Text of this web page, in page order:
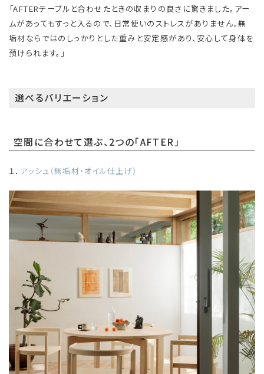
「AFTERテーブルと合わせたときの収まりの良さに驚きました。アー
ムがあってもすっと入るので、日常使いのストレスがありません。無
垢材ならではのしっかりとした重みと安定感があり、安心して身体を
預けられます。」
選べるバリエーション
空間に合わせて選ぶ、2つの「AFTER」
１． アッシュ（無垢材・オイル仕上げ）